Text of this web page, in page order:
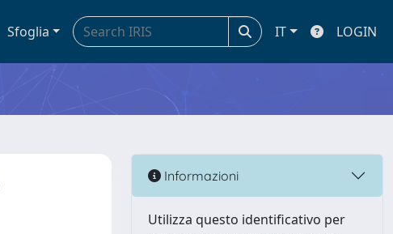
Sfoglia IT LOGIN
Informazioni
Utilizza questo identificativo per